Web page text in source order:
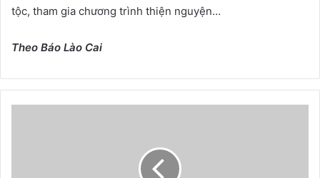
tộc, tham gia chương trình thiện nguyện…
Theo Báo Lào Cai